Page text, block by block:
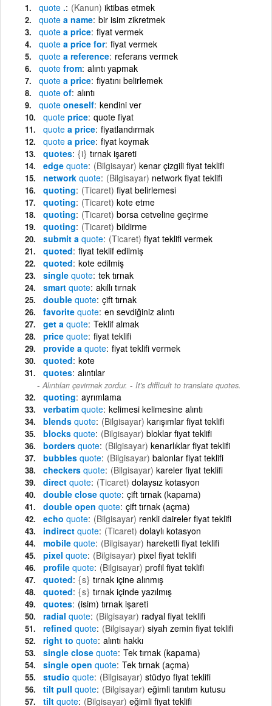
quote . (Kanun) iktibas etmek
quote a name bir isim zikretmek
quote a price fiyat vermek
quote a price for fiyat vermek
quote a reference referans vermek
quote from alıntı yapmak
quote a price fiyatını belirlemek
quote of alıntı
quote oneself kendini ver
quote price quote fiyat
quote a price fiyatlandırmak
quote a price fiyat koymak
quotes {i} tırnak işareti
edge quote (Bilgisayar) kenar çizgili fiyat teklifi
network quote (Bilgisayar) network fiyat teklifi
quoting (Ticaret) fiyat belirlemesi
quoting (Ticaret) kote etme
quoting (Ticaret) borsa cetveline geçirme
quoting (Ticaret) bildirme
submit a quote (Ticaret) fiyat teklifi vermek
quoted fiyat teklif edilmiş
quoted kote edilmiş
single quote tek tırnak
smart quote akıllı tırnak
double quote çift tırnak
favorite quote en sevdiğiniz alıntı
get a quote Teklif almak
price quote fiyat teklifi
provide a quote fiyat teklifi vermek
quoted kote
quotes alıntılar
Alıntıları çevirmek zordur. - It's difficult to translate quotes.
quoting ayrımlama
verbatim quote kelimesi kelimesine alıntı
blends quote (Bilgisayar) karışımlar fiyat teklifi
blocks quote (Bilgisayar) bloklar fiyat teklifi
borders quote (Bilgisayar) kenarlıklar fiyat teklifi
bubbles quote (Bilgisayar) balonlar fiyat teklifi
checkers quote (Bilgisayar) kareler fiyat teklifi
direct quote (Ticaret) dolaysız kotasyon
double close quote çift tırnak (kapama)
double open quote çift tırnak (açma)
echo quote (Bilgisayar) renkli daireler fiyat teklifi
indirect quote (Ticaret) dolaylı kotasyon
mobile quote (Bilgisayar) hareketli fiyat teklifi
pixel quote (Bilgisayar) pixel fiyat teklifi
profile quote (Bilgisayar) profil fiyat teklifi
quoted {s} tırnak içine alınmış
quoted {s} tırnak içinde yazılmış
quotes (isim) tırnak işareti
radial quote (Bilgisayar) radyal fiyat teklifi
refined quote (Bilgisayar) siyah zemin fiyat teklifi
right to quote alıntı hakkı
single close quote Tek tırnak (kapama)
single open quote Tek tırnak (açma)
studio quote (Bilgisayar) stüdyo fiyat teklifi
tilt pull quote (Bilgisayar) eğimli tanıtım kutusu
tilt quote (Bilgisayar) eğimli fiyat teklifi